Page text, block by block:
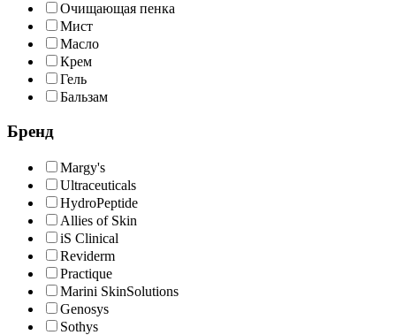
Очищающая пенка
Мист
Масло
Крем
Гель
Бальзам
Бренд
Margy's
Ultraceuticals
HydroPeptide
Allies of Skin
iS Clinical
Reviderm
Practique
Marini SkinSolutions
Genosys
Sothys